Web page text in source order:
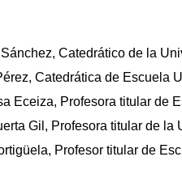
Catedrático de la
Catedrática de Escuela
Eceiza, Profesora titular de
Gil, Profesora titular de la
Profesor titular de